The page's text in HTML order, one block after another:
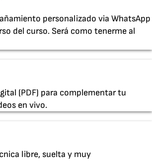
personalizado via WhatsApp
del curso. Será como tenerme al
(PDF) para complementar tu
en vivo.
libre, suelta y muy